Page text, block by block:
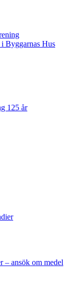
Byggarnas Hus
125 år
– ansök om medel